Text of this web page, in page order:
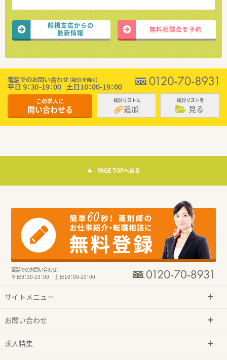
船橋支店からの
最新情報
無料相談会を予約
この求人に
問い合わせる
検討リストに
追加
検討リストを
見る
PAGE TOPへ戻る
電話でのお問い合わせ：
平日9：30-19：00 土日10：00-19：00
サイトメニュー
お問い合わせ
求人特集